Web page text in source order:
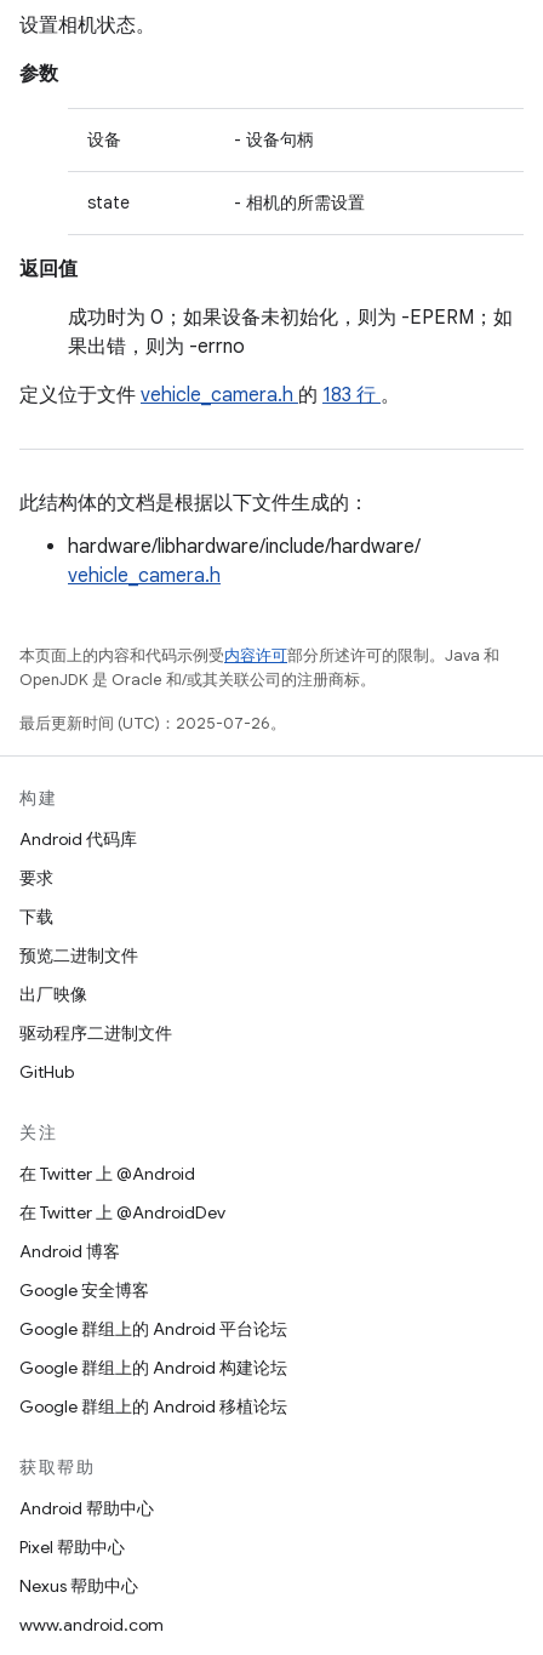
设置相机状态。
参数
设备 - 设备句柄
state - 相机的所需设置
返回值
成功时为 0；如果设备未初始化，则为 -EPERM；如
果出错，则为 -errno
定义位于文件 vehicle_camera.h 的 183 行 。
此结构体的文档是根据以下文件生成的：
hardware/libhardware/include/hardware/
vehicle_camera.h
本页面上的内容和代码示例受内容许可部分所述许可的限制。Java 和
OpenJDK 是 Oracle 和/或其关联公司的注册商标。
最后更新时间 (UTC)：2025-07-26。
构建
Android 代码库
要求
下载
预览二进制文件
出厂映像
驱动程序二进制文件
GitHub
关注
在 Twitter 上 @Android
在 Twitter 上 @AndroidDev
Android 博客
Google 安全博客
Google 群组上的 Android 平台论坛
Google 群组上的 Android 构建论坛
Google 群组上的 Android 移植论坛
获取帮助
Android 帮助中心
Pixel 帮助中心
Nexus 帮助中心
www.android.com